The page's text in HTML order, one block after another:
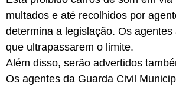
multados e até recolhidos por
determina a legislação. Os
que ultrapassarem o limite.
Além disso, serão advertidos
Os agentes da Guarda Civil